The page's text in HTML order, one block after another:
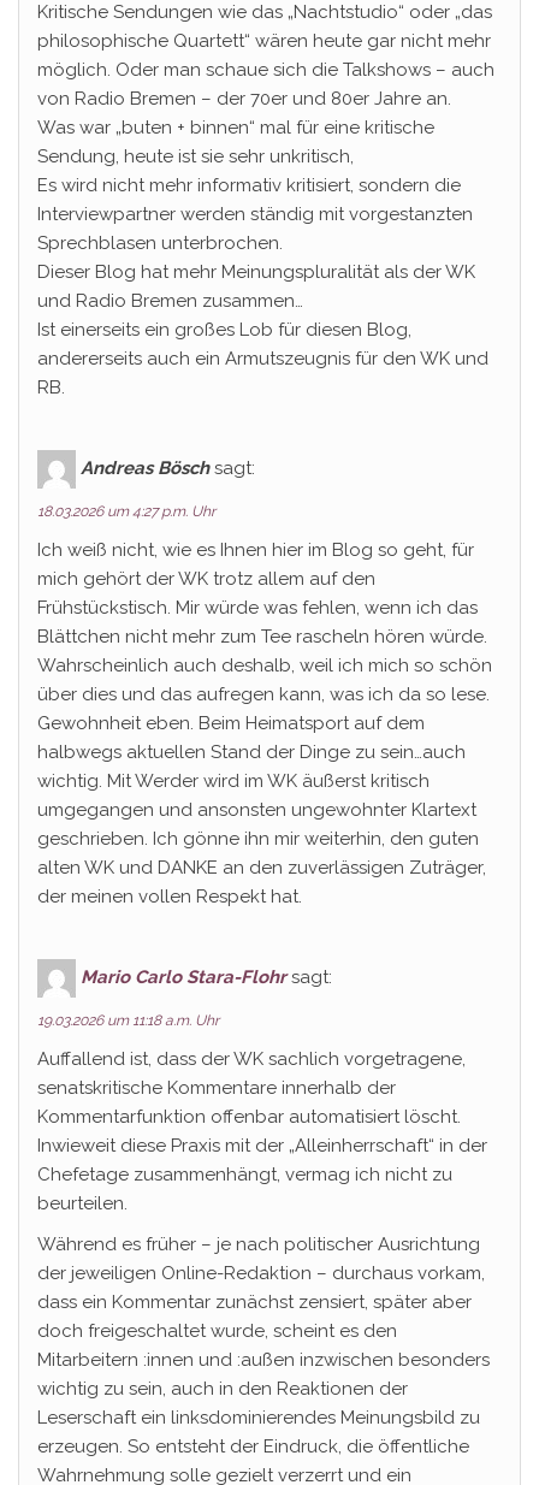
Kritische Sendungen wie das „Nachtstudio“ oder „das
philosophische Quartett“ wären heute gar nicht mehr
möglich. Oder man schaue sich die Talkshows – auch
von Radio Bremen – der 70er und 80er Jahre an.
Was war „buten + binnen“ mal für eine kritische
Sendung, heute ist sie sehr unkritisch,
Es wird nicht mehr informativ kritisiert, sondern die
Interviewpartner werden ständig mit vorgestanzten
Sprechblasen unterbrochen.
Dieser Blog hat mehr Meinungspluralität als der WK
und Radio Bremen zusammen…
Ist einerseits ein großes Lob für diesen Blog,
andererseits auch ein Armutszeugnis für den WK und
RB.
Andreas Bösch sagt:
18.03.2026 um 4:27 p.m. Uhr
Ich weiß nicht, wie es Ihnen hier im Blog so geht, für
mich gehört der WK trotz allem auf den
Frühstückstisch. Mir würde was fehlen, wenn ich das
Blättchen nicht mehr zum Tee rascheln hören würde.
Wahrscheinlich auch deshalb, weil ich mich so schön
über dies und das aufregen kann, was ich da so lese.
Gewohnheit eben. Beim Heimatsport auf dem
halbwegs aktuellen Stand der Dinge zu sein…auch
wichtig. Mit Werder wird im WK äußerst kritisch
umgegangen und ansonsten ungewohnter Klartext
geschrieben. Ich gönne ihn mir weiterhin, den guten
alten WK und DANKE an den zuverlässigen Zuträger,
der meinen vollen Respekt hat.
Mario Carlo Stara-Flohr sagt:
19.03.2026 um 11:18 a.m. Uhr
Auffallend ist, dass der WK sachlich vorgetragene,
senatskritische Kommentare innerhalb der
Kommentarfunktion offenbar automatisiert löscht.
Inwieweit diese Praxis mit der „Alleinherrschaft“ in der
Chefetage zusammenhängt, vermag ich nicht zu
beurteilen.
Während es früher – je nach politischer Ausrichtung
der jeweiligen Online-Redaktion – durchaus vorkam,
dass ein Kommentar zunächst zensiert, später aber
doch freigeschaltet wurde, scheint es den
Mitarbeitern :innen und :außen inzwischen besonders
wichtig zu sein, auch in den Reaktionen der
Leserschaft ein linksdominierendes Meinungsbild zu
erzeugen. So entsteht der Eindruck, die öffentliche
Wahrnehmung solle gezielt verzerrt und ein